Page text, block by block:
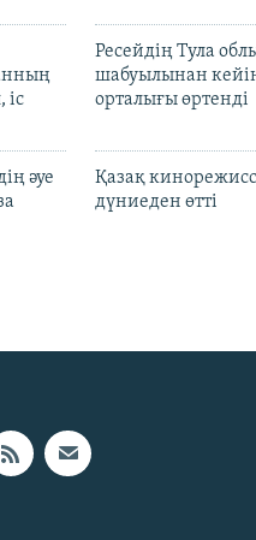
іс
Ресейдің Тула
шабуылынан
орталығы өртенді
әуе
Қазақ
дүниеден өтті